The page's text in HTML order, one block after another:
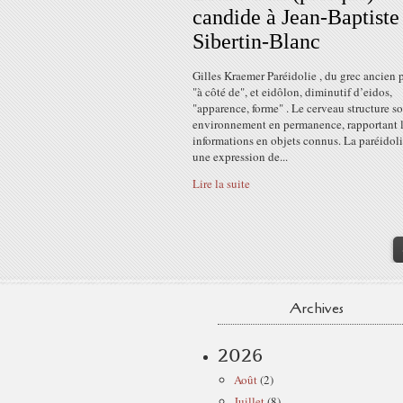
candide à Jean-Baptiste
Sibertin-Blanc
Gilles Kraemer Paréidolie , du grec ancien
"à côté de", et eidôlon, diminutif d’eidos,
"apparence, forme" . Le cerveau structure
environnement en permanence, rapportant
informations en objets connus. La
une expression de...
Lire la suite
Archives
2026
Août(2)